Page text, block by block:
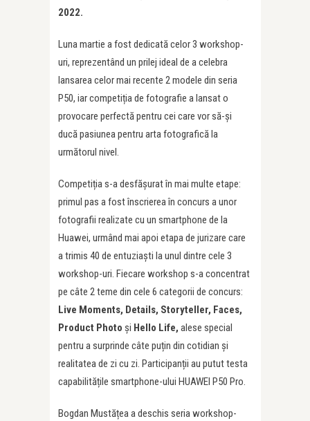
2022.
Luna martie a fost dedicată celor 3 workshop-
uri, reprezentând un prilej ideal de a celebra
lansarea celor mai recente 2 modele din seria
P50, iar competiția de fotografie a lansat o
provocare perfectă pentru cei care vor să-și
ducă pasiunea pentru arta fotografică la
următorul nivel.
Competiția s-a desfășurat în mai multe etape:
primul pas a fost înscrierea în concurs a unor
fotografii realizate cu un smartphone de la
Huawei, urmând mai apoi etapa de jurizare care
a trimis 40 de entuziaști la unul dintre cele 3
workshop-uri. Fiecare workshop s-a concentrat
pe câte 2 teme din cele 6 categorii de concurs:
Live Moments, Details, Storyteller, Faces,
Product Photo și Hello Life, alese special
pentru a surprinde câte puțin din cotidian și
realitatea de zi cu zi. Participanții au putut testa
capabilitățile smartphone-ului HUAWEI P50 Pro.
Bogdan Mustățea a deschis seria workshop-